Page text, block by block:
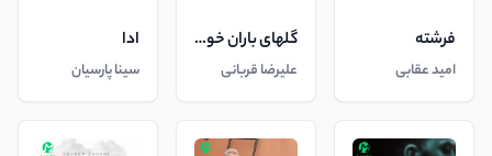
فرشته
امید عقابی
گلهای باران خورده
علیرضا قربانی
ادا
سینا پارسیان